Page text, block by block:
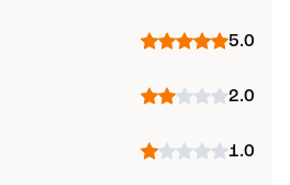
5.0
2.0
1.0